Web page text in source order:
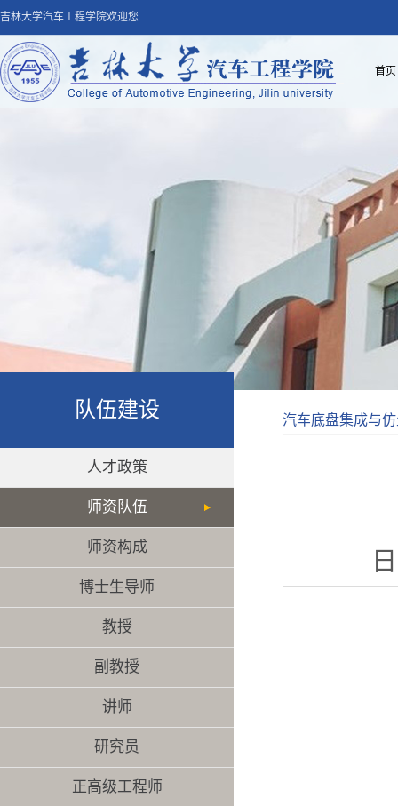
吉林大学汽车工程学院欢迎您
首页
队伍建设
人才政策
师资队伍
师资构成
博士生导师
教授
副教授
讲师
研究员
正高级工程师
汽车底盘集成与